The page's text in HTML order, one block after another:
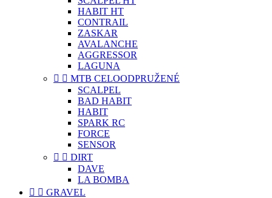
HABIT HT
CONTRAIL
ZASKAR
AVALANCHE
AGGRESSOR
LAGUNA
  MTB CELOODPRUŽENÉ
SCALPEL
BAD HABIT
HABIT
SPARK RC
FORCE
SENSOR
  DIRT
DAVE
LA BOMBA
  GRAVEL